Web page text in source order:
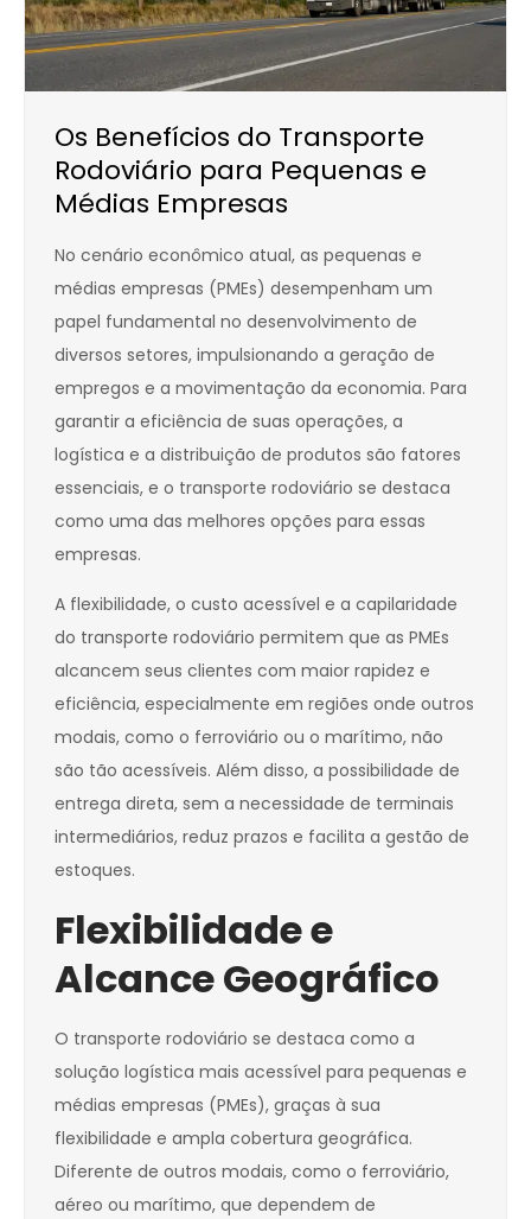
Os Benefícios do Transporte
Rodoviário para Pequenas e
Médias Empresas
No cenário econômico atual, as pequenas e
médias empresas (PMEs) desempenham um
papel fundamental no desenvolvimento de
diversos setores, impulsionando a geração de
empregos e a movimentação da economia. Para
garantir a eficiência de suas operações, a
logística e a distribuição de produtos são fatores
essenciais, e o transporte rodoviário se destaca
como uma das melhores opções para essas
empresas.
A flexibilidade, o custo acessível e a capilaridade
do transporte rodoviário permitem que as PMEs
alcancem seus clientes com maior rapidez e
eficiência, especialmente em regiões onde outros
modais, como o ferroviário ou o marítimo, não
são tão acessíveis. Além disso, a possibilidade de
entrega direta, sem a necessidade de terminais
intermediários, reduz prazos e facilita a gestão de
estoques.
Flexibilidade e
Alcance Geográfico
O transporte rodoviário se destaca como a
solução logística mais acessível para pequenas e
médias empresas (PMEs), graças à sua
flexibilidade e ampla cobertura geográfica.
Diferente de outros modais, como o ferroviário,
aéreo ou marítimo, que dependem de